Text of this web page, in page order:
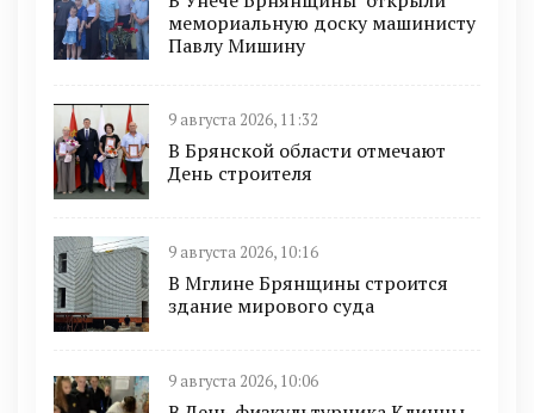
мемориальную доску машинисту
Павлу Мишину
9 августа 2026, 11:32
В Брянской области отмечают
День строителя
9 августа 2026, 10:16
В Мглине Брянщины строится
здание мирового суда
9 августа 2026, 10:06